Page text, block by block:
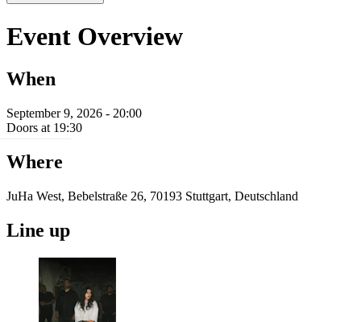
Event Overview
When
September 9, 2026 - 20:00
Doors at 19:30
Where
JuHa West, Bebelstraße 26, 70193 Stuttgart, Deutschland
Line up